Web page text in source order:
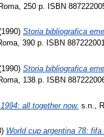
250 p. ISBN
Storia bibliografica
390 p. ISBN
Storia bibliografica
138 p. ISBN
all together now. s.n.,
World cup argentina 78: fifa